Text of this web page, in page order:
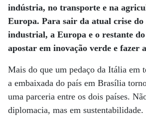
indústria, no transporte e na
Europa. Para sair da atual crise do
industrial, a Europa e o restante
apostar em inovação verde e fazer
Mais do que um pedaço da Itália em
a embaixada do país em Brasília
uma parceria entre os dois países.
diplomacia, mas em